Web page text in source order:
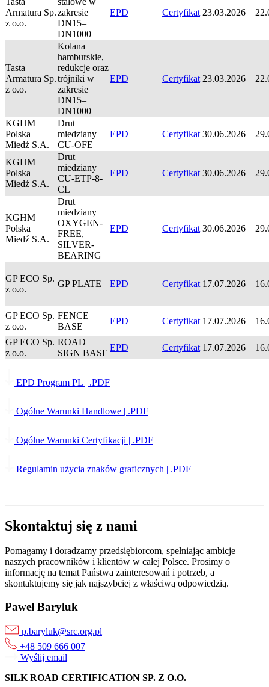
Armatura Sp.
z o.o.
zakresie
DN15–
DN1000
EPD Certyfikat 23.03.2026
Tasta
Armatura Sp.
z o.o.
Kolana
hamburskie,
redukcje oraz
trójniki w
zakresie
DN15–
DN1000
EPD Certyfikat 23.03.2026
KGHM
Polska
Miedź S.A.
Drut
miedziany
CU-OFE
EPD Certyfikat 30.06.2026
KGHM
Polska
Miedź S.A.
Drut
miedziany
CU-ETP-8-
CL
EPD Certyfikat 30.06.2026
KGHM
Polska
Miedź S.A.
Drut
miedziany
OXYGEN-
FREE,
SILVER-
BEARING
EPD Certyfikat 30.06.2026
GP ECO Sp.
z o.o.
GP PLATE EPD Certyfikat 17.07.2026
GP ECO Sp.
z o.o.
FENCE
BASE
EPD Certyfikat 17.07.2026
GP ECO Sp.
z o.o.
ROAD
SIGN BASE
EPD Certyfikat 17.07.2026
EPD Program PL | .PDF
Ogólne Warunki Handlowe | .PDF
Ogólne Warunki Certyfikacji | .PDF
Regulamin użycia znaków graficznych | .PDF
Skontaktuj się z nami
Pomagamy i doradzamy przedsiębiorcom, spełniając ambicje
naszych pracowników i klientów w całej Polsce. Prosimy o
informację na temat Państwa zainteresowań i potrzeb, a
skontaktujemy się jak najszybciej z właściwą odpowiedzią.
Paweł Baryluk
p.baryluk@src.org.pl
+48 509 666 007
Wyślij email
SILK ROAD CERTIFICATION SP. Z O.O.